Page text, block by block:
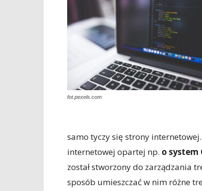
fot.pexels.com
samo tyczy się strony
internetowej opartej np. o system
został stworzony do zarządzania
sposób umieszczać w nim różne